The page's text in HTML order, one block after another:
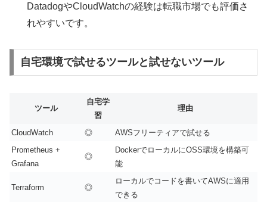
DatadogやCloudWatchの経験は転職市場でも評価さ
れやすいです。
自宅環境で試せるツールと試せないツール
ツール
自宅学
習
理由
CloudWatch ◎
AWSフリーティアで試せる
Prometheus +
Grafana
◎
DockerでローカルにOSS環境を構築可
能
Terraform ◎
ローカルでコードを書いてAWSに適用
できる